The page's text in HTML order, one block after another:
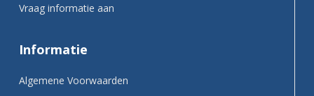
Vraag informatie aan
Informatie
Algemene Voorwaarden